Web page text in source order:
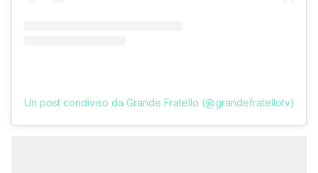
Un post condiviso da Grande Fratello (@grandefratellotv)